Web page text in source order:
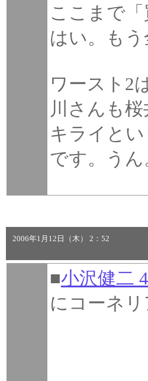
ここまで
はい。も
ワースト2
川さんも
キライと
です。うん
2006年1月12日（木） 2：52
■小沢健二
にコーネ